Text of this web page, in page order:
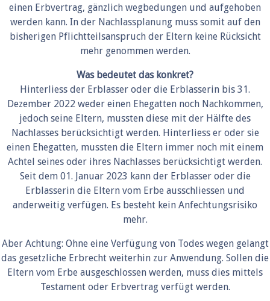
einen Erbvertrag, gänzlich wegbedungen und aufgehoben
werden kann. In der Nachlassplanung muss somit auf den
bisherigen Pflichtteilsanspruch der Eltern keine Rücksicht
mehr genommen werden.
Was bedeutet das konkret?
Hinterliess der Erblasser oder die Erblasserin bis 31.
Dezember 2022 weder einen Ehegatten noch Nachkommen,
jedoch seine Eltern, mussten diese mit der Hälfte des
Nachlasses berücksichtigt werden. Hinterliess er oder sie
einen Ehegatten, mussten die Eltern immer noch mit einem
Achtel seines oder ihres Nachlasses berücksichtigt werden.
Seit dem 01. Januar 2023 kann der Erblasser oder die
Erblasserin die Eltern vom Erbe ausschliessen und
anderweitig verfügen. Es besteht kein Anfechtungsrisiko
mehr.
Aber Achtung: Ohne eine Verfügung von Todes wegen gelangt
das gesetzliche Erbrecht weiterhin zur Anwendung. Sollen die
Eltern vom Erbe ausgeschlossen werden, muss dies mittels
Testament oder Erbvertrag verfügt werden.